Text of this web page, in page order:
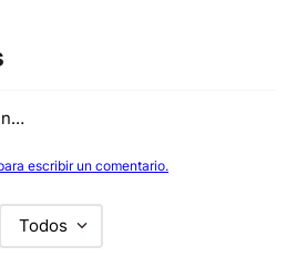
escribir un comentario.
Todos